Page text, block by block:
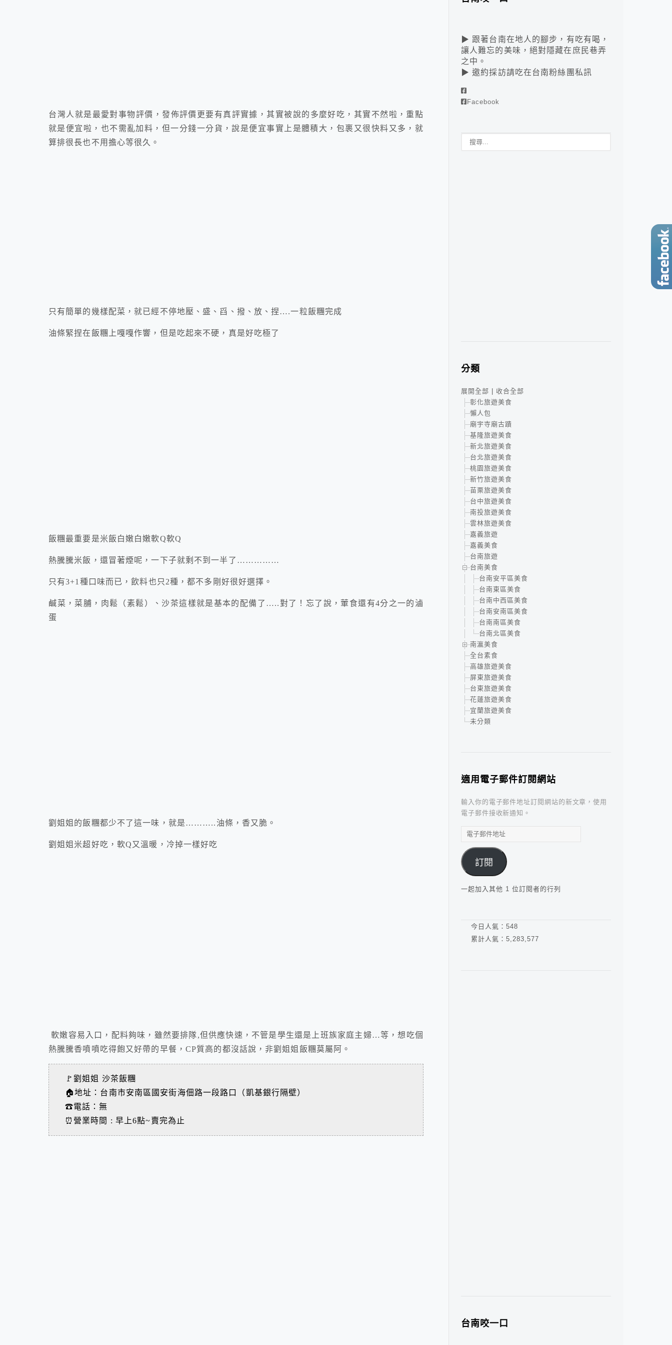
台灣人就是最愛對事物評價，發佈評價更要有真評實據，其實被說的多麼好吃，其實不然啦，重點
就是便宜啦，也不需亂加料，但一分錢一分貨，說是便宜事實上是體積大，包裹又很快料又多，就
算排很長也不用擔心等很久。
只有簡單的幾樣配菜，就已經不停地壓、盛、舀、撥、放、捏….一粒飯糰完成
油條緊捏在飯糰上嘎嘎作響，但是吃起來不硬，真是好吃極了
飯糰最重要是米飯白嫩白嫩軟Q軟Q
熱騰騰米飯，還冒著煙呢，一下子就剩不到一半了……………
只有3+1種口味而已，飲料也只2種，都不多剛好很好選擇。
鹹菜，菜脯，肉鬆（素鬆）、沙茶這樣就是基本的配備了…..對了！忘了說，葷食還有4分之一的滷
蛋
劉姐姐的飯糰都少不了這一味，就是………..油條，香又脆。
劉姐姐米超好吃，軟Q又溫暖，冷掉一樣好吃
軟嫩容易入口，配料夠味，雖然要排隊,但供應快速，不管是學生還是上班族家庭主婦…等，想吃個
熱騰騰香噴噴吃得飽又好帶的早餐，CP質高的都沒話說，非劉姐姐飯糰莫屬阿。
🚩劉姐姐 沙茶飯糰
🏠地址：台南市安南區國安街海佃路一段路口（凱基銀行隔壁）
☎電話：無
⏰營業時間 : 早上6點~賣完為止
▶ 跟著台南在地人的腳步，有吃有喝，
讓人難忘的美味，絕對隱藏在庶民巷弄
之中。
▶ 邀約採訪請吃在台南粉絲團私訊
Facebook
分類
展開全部
收合全部
彰化旅遊美食
懶人包
廟宇寺廟古蹟
基隆旅遊美食
新北旅遊美食
台北旅遊美食
桃園旅遊美食
新竹旅遊美食
苗栗旅遊美食
台中旅遊美食
南投旅遊美食
雲林旅遊美食
嘉義旅遊
嘉義美食
台南旅遊
台南美食
台南安平區美食
台南東區美食
台南中西區美食
台南安南區美食
台南南區美食
台南北區美食
南瀛美食
全台素食
高雄旅遊美食
屏東旅遊美食
台東旅遊美食
花蓮旅遊美食
宜蘭旅遊美食
未分類
適用電子郵件訂閱網站
輸入你的電子郵件地址訂閱網站的新文章，使用
電子郵件接收新通知。
電
郵
件
地
址
訂閱
一起加入其他 1 位訂閱者的行列
今日人氣： 548
累計人氣： 5,283,577
台南咬一口